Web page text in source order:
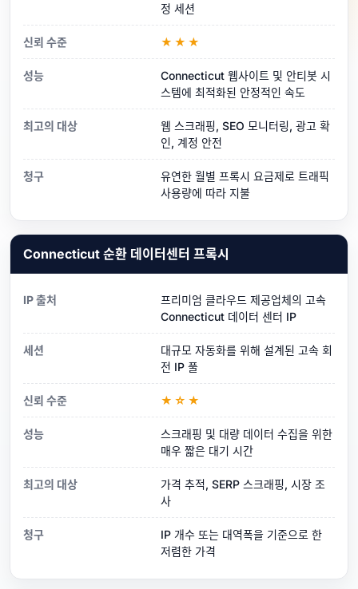
정 세션
신뢰 수준 ★★★
성능
Connecticut 웹사이트 및 안티봇 시
스템에 최적화된 안정적인 속도
최고의 대상
웹 스크래핑, SEO 모니터링, 광고 확
인, 계정 안전
청구
유연한 월별 프록시 요금제로 트래픽
사용량에 따라 지불
Connecticut 순환 데이터센터 프록시
IP 출처
프리미엄 클라우드 제공업체의 고속
Connecticut 데이터 센터 IP
세션
대규모 자동화를 위해 설계된 고속 회
전 IP 풀
신뢰 수준 ★☆★
성능
스크래핑 및 대량 데이터 수집을 위한
매우 짧은 대기 시간
최고의 대상
가격 추적, SERP 스크래핑, 시장 조
사
청구
IP 개수 또는 대역폭을 기준으로 한
저렴한 가격